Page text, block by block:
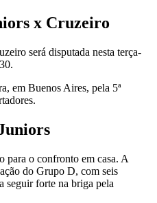
x Cruzeiro
será disputada nesta terça-
em Buenos Aires, pela 5ª
para o confronto em casa. A
do Grupo D, com seis
seguir forte na briga pela